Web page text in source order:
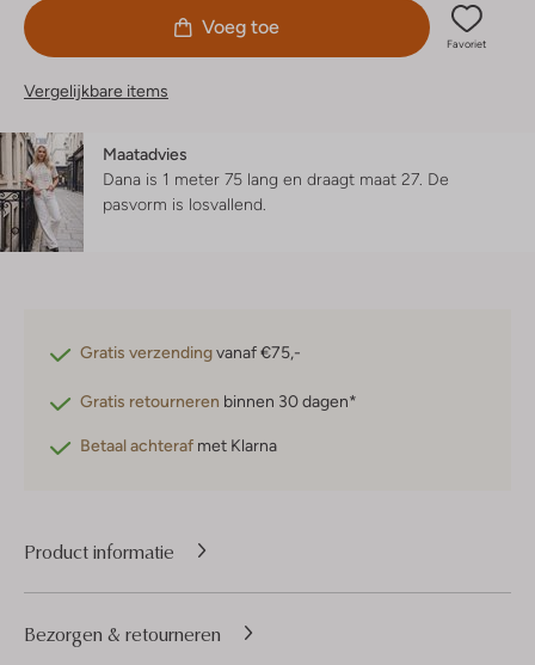
Voeg toe
Favoriet
Vergelijkbare items
Maatadvies
Dana is 1 meter 75 lang en draagt maat 27. De
pasvorm is losvallend
Gratis verzendingvanaf €75,-
Gratis retourneren binnen 30 dagen*
Betaal achteraf met Klarna
Product informatie
Bezorgen & retourneren